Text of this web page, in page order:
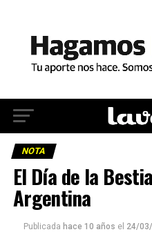
NOTA
El Día de la
Argentina
Publicada hace 10 años el 24/